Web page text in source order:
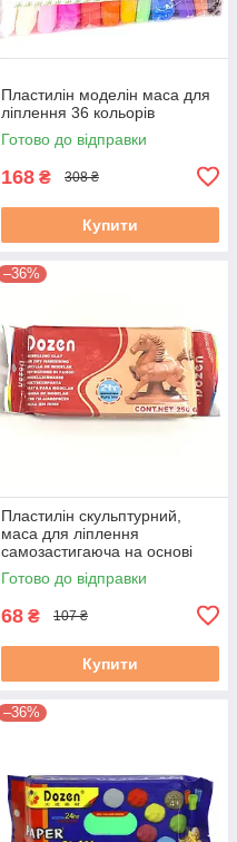
Пластилін моделін маса для
ліплення 36 кольорів
Готово до відправки
168 ₴ 308 ₴
Купити
–36%
Пластилін скульптурний,
маса для ліплення
самозастигаюча на основі
глини 250г теракотовий
Готово до відправки
68 ₴ 107 ₴
Купити
–36%